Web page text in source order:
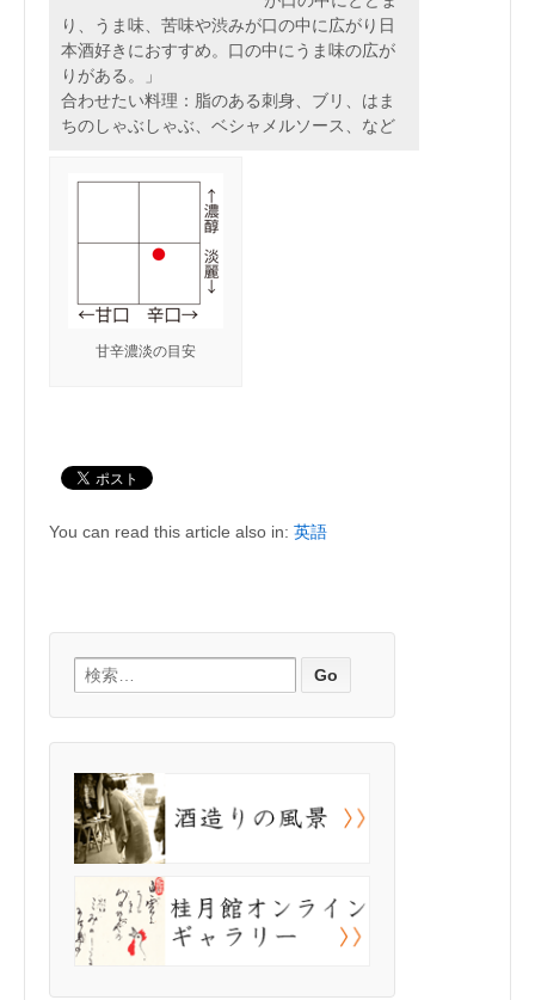
り、うま味、苦味や渋みが口の中に広がり日
本酒好きにおすすめ。口の中にうま味の広が
りがある。」
合わせたい料理：脂のある刺身、ブリ、はま
ちのしゃぶしゃぶ、ベシャメルソース、など
甘辛濃淡の目安
You can read this article also in: 英語
検索: